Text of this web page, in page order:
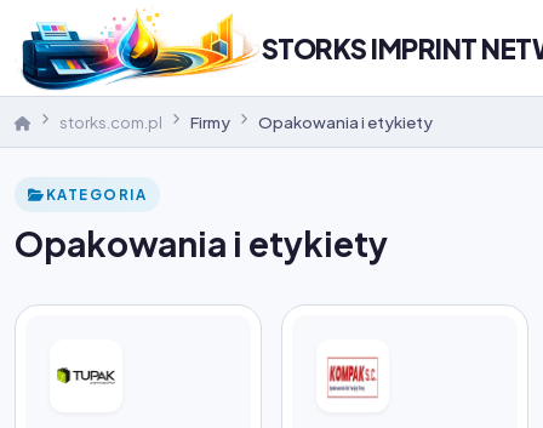
STORKS IMPRINT
storks.com.pl Firmy Opakowania i etykiety
KATEGORIA
Opakowania i etykiety